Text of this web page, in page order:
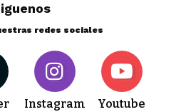
redes sociales
Instagram Youtube